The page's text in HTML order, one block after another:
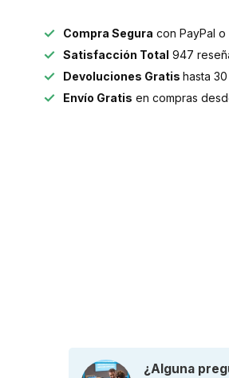
Compra Segura con PayPal
Satisfacción Total 947
Devoluciones Gratishasta
Envío Gratis en compras
¿Alguna